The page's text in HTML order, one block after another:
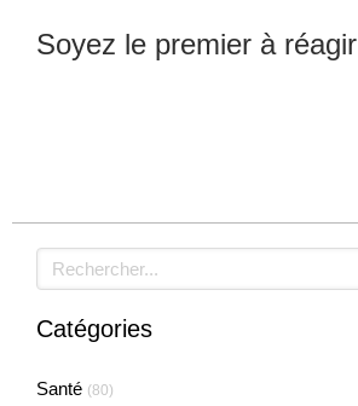
Soyez le premier à réagir
Rechercher
Catégories
Santé (80)